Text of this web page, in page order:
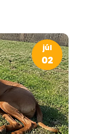
júl
02